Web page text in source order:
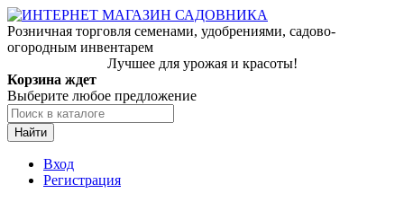
Розничная торговля семенами, удобрениями, садово-
огородным инвентарем
Лучшее для урожая и красоты!
Корзина ждет
Выберите любое предложение
Найти
Вход
Регистрация